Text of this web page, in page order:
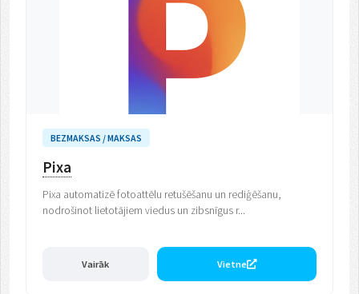
BEZMAKSAS / MAKSAS
Pixa
Pixa automatizē fotoattēlu retušēšanu un rediģēšanu,
nodrošinot lietotājiem viedus un zibsnīgus r...
Vairāk Vietne